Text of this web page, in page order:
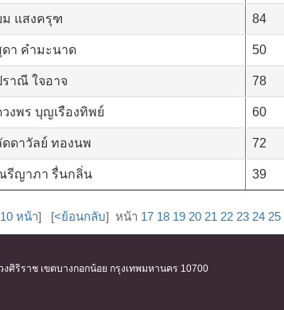
ม แสงครุฑ 84
ดา คำมะนาด 50
ราณี ใจอาจ 78
วงพร บุญเรืองทิพย์ 60
ดดาวัลย์ ทองนพ 72
รีญาภา รื่นกลิ่น 39
หน้า] [<ย้อนกลับ] หน้า 17 18 19 20 21 22 23 24 25
ศิริราช เขตบางกอกน้อย กรุงเทพมหานคร 10700